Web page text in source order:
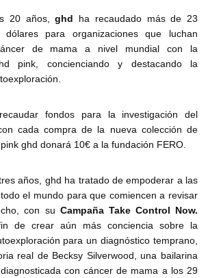
20 años,ghd ha recaudado más de 23
dólares para organizaciones que luchan
de mama a nivel mundial con la
pink, concienciando y destacando la
fondos para la investigación del
cada compra de la nueva colección de
ghd donará 10€ a la fundación FERO.
años, ghd ha tratado de empoderar a las
el mundo para que comiencen a revisar
con su Campaña Take Control Now.
de crear aún más conciencia sobre la
para un diagnóstico temprano,
real de Becksy Silverwood, una bailarina
con cáncer de mama a los 29